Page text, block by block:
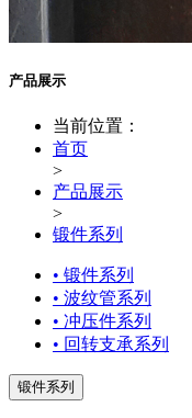
产品展示
当前位置：
首页
>
产品展示
>
锻件系列
• 锻件系列
• 波纹管系列
• 冲压件系列
• 回转支承系列
锻件系列